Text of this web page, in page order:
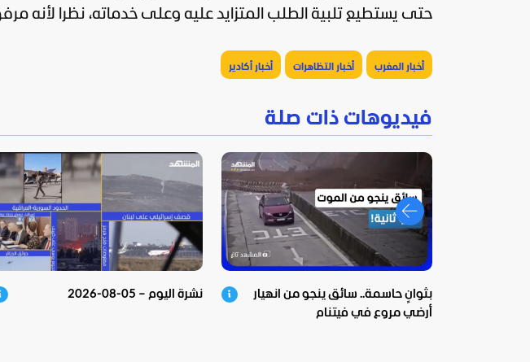
حتى يستطيع تلبية الطلب المتزايد عليه وعلى خدماته، نظرا
أخبار المغرب أخبار التظاهرات أخبار أكادير
فيديوهات ذات صلة
بثوانٍ حاسمة.. سائق ينجو من انهيار
أرضي مروع في فيتنام
نشرة اليوم – 05-08-2026